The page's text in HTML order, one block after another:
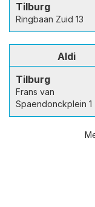
Tilburg
Ringbaan Zuid 13
Aldi
Tilburg
Frans van
Spaendonckplein 1